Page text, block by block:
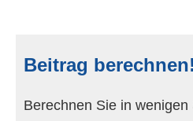
Beitrag berechnen!
Berechnen Sie in wenigen